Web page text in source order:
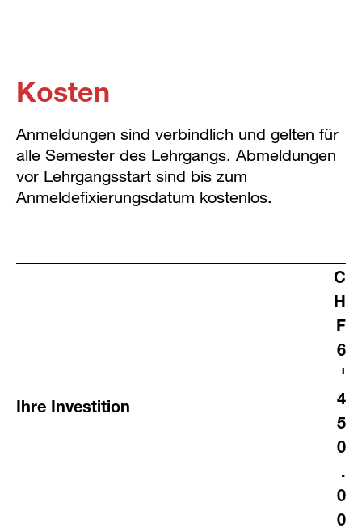
Kosten
Anmeldungen sind verbindlich und gelten für
alle Semester des Lehrgangs. Abmeldungen
vor Lehrgangsstart sind bis zum
Anmeldefixierungsdatum kostenlos.
Ihre Investition
C
H
F
6
'
4
5
0
.
0
0